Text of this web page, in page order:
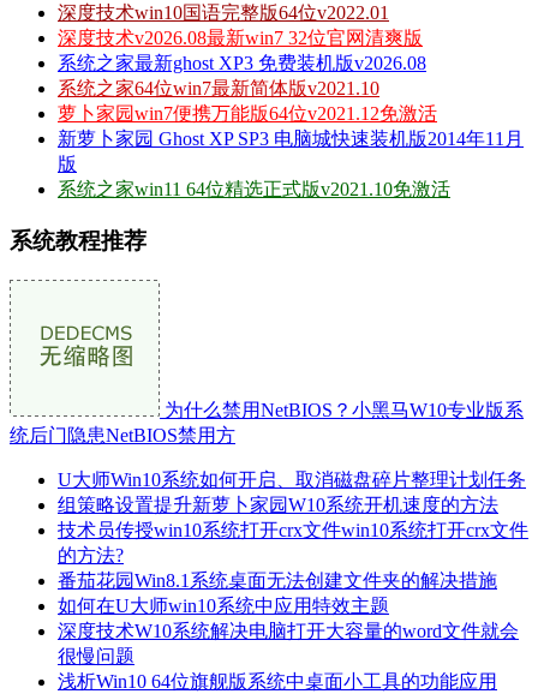
深度技术win10国语完整版64位v2022.01
深度技术v2026.08最新win7 32位官网清爽版
系统之家最新ghost XP3 免费装机版v2026.08
系统之家64位win7最新简体版v2021.10
萝卜家园win7便携万能版64位v2021.12免激活
新萝卜家园 Ghost XP SP3 电脑城快速装机版2014年11月
版
系统之家win11 64位精选正式版v2021.10免激活
系统教程推荐
为什么禁用NetBIOS？小黑马W10专业版系
统后门隐患NetBIOS禁用方
U大师Win10系统如何开启、取消磁盘碎片整理计划任务
组策略设置提升新萝卜家园W10系统开机速度的方法
技术员传授win10系统打开crx文件win10系统打开crx文件
的方法?
番茄花园Win8.1系统桌面无法创建文件夹的解决措施
如何在U大师win10系统中应用特效主题
深度技术W10系统解决电脑打开大容量的word文件就会
很慢问题
浅析Win10 64位旗舰版系统中桌面小工具的功能应用